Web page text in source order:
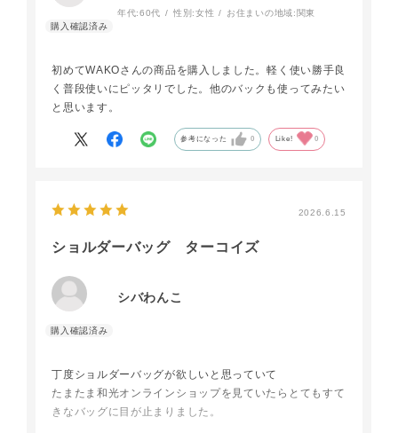
年代:60代 性別:女性 お住まいの地域: 関東
初めてWAKOさんの商品を購入しました。軽く使い勝手良
く普段使いにピッタリでした。他のバックも使ってみたい
と思います。
参考になった 0 Like! 0
2026.6.15
ショルダーバッグ ターコイズ
シバわんこ
丁度ショルダーバッグが欲しいと思っていて
たまたま和光オンラインショップを見ていたらとてもすて
きなバッグに目が止まりました。